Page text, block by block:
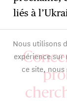
liés à
Nous utilisons
expérience sur
ce site,